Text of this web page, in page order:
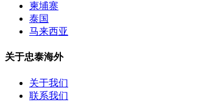
柬埔寨
泰国
马来西亚
关于忠泰海外
关于我们
联系我们